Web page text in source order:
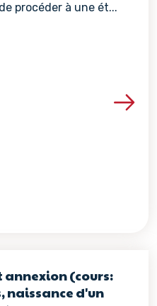
procéder à une ét...
Voir les détails de la
(cours:
naissance d'un